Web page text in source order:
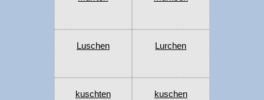
Luschen Lurchen
kuschten kuschen